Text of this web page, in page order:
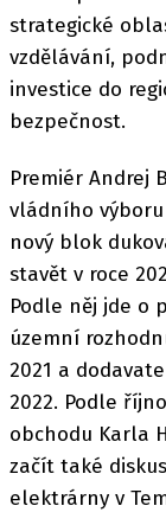
strategické
vzdělávání,
investice do
bezpečnost.
Premiér Andrej
vládního
nový blok
stavět v roce
Podle něj jde o
územní
2021 a
2022. Podle
obchodu Karla
začít také
elektrárny v